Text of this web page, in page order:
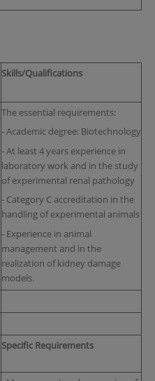
Skills/Qualifications
The essential requirements:
- Academic degree: Biotechnology
- At least 4 years experience in
laboratory work and in the study
of experimental renal pathology
- Category C accreditation in the
handling of experimental animals
- Experience in animal
management and in the
realization of kidney damage
models.
Specific Requirements